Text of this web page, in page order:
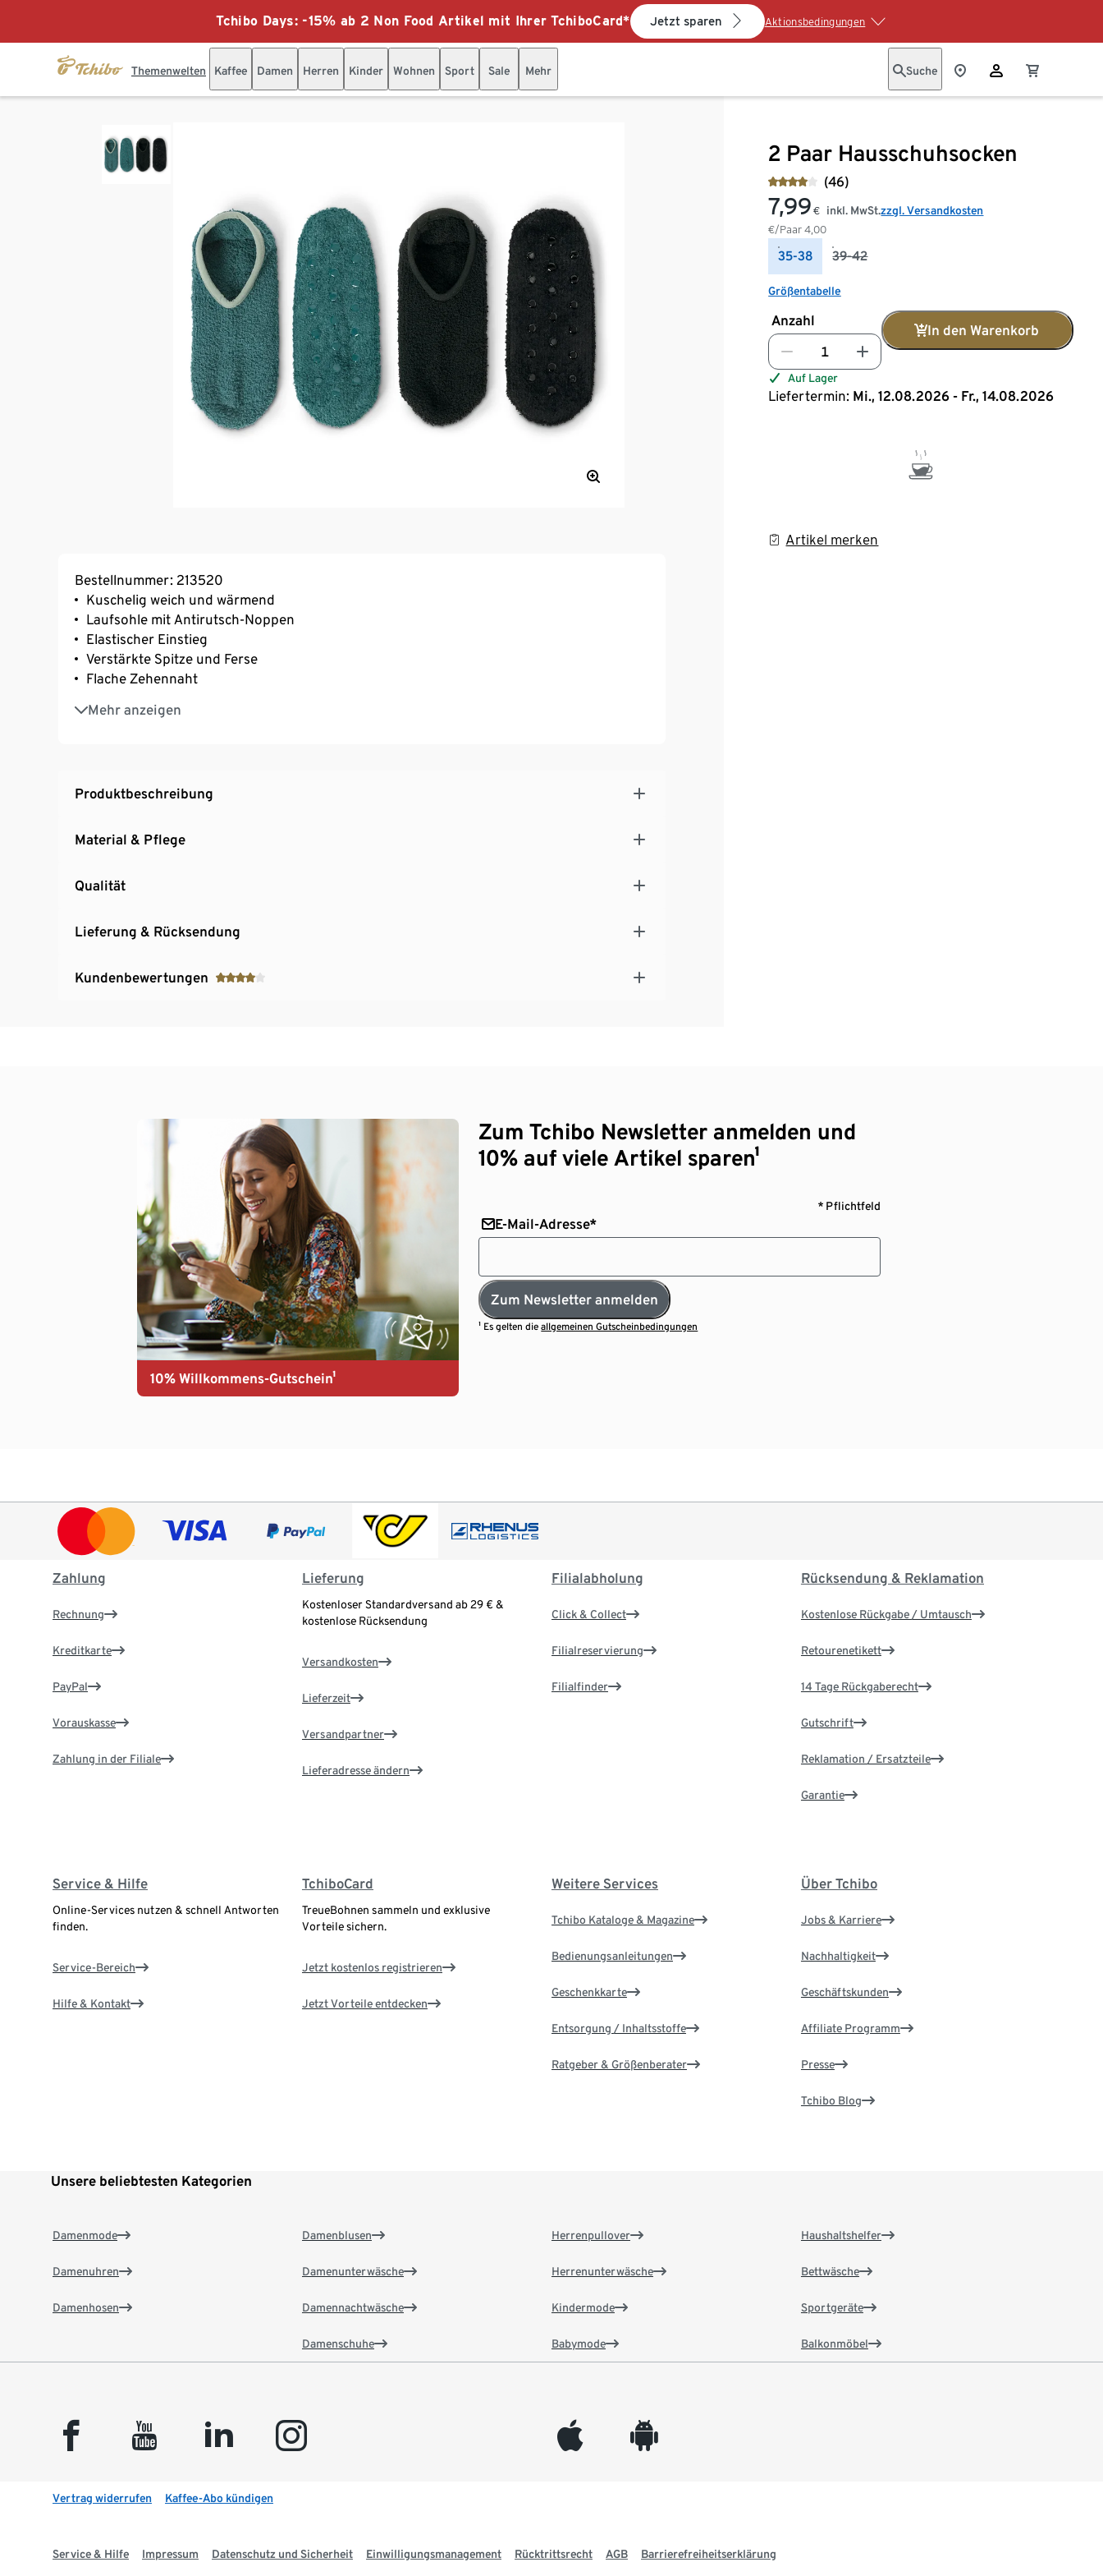
Tchibo Days: -15% ab 2 Non Food Artikel mit Ihrer TchiboCard* Jetzt sparen Aktionsbedingungen
Themenwelten Kaffee Damen Herren Kinder Wohnen Sport Sale Mehr Suche
2 Paar Hausschuhsocken
(46)
7,99 €
€/Paar4,00
inkl. MwSt.zzgl. Versandkosten
35-38 39-42
Größentabelle
Anzahl
In den Warenkorb
Auf Lager
Liefertermin: Mi., 12.08.2026 - Fr., 14.08.2026
Artikel merken
Bestellnummer: 213520
Kuschelig weich und wärmend
Laufsohle mit Antirutsch-Noppen
Elastischer Einstieg
Verstärkte Spitze und Ferse
Flache Zehennaht
Mehr anzeigen
Mit Elasthan: formbeständig, perfekter Sitz, hoher Tragekomfort
Produktbeschreibung
Material & Pflege
Qualität
Lieferung & Rücksendung
Kundenbewertungen
10% Willkommens-Gutschein¹
Zum Tchibo Newsletter anmelden und
10% auf viele Artikel sparen¹
* Pflichtfeld
E-Mail-Adresse*
Zum Newsletter anmelden
¹ Es gelten dieallgemeinen Gutscheinbedingungen
Zahlung
Rechnung
Kreditkarte
PayPal
Vorauskasse
Zahlung in der Filiale
Lieferung
Kostenloser Standardversand ab 29 € &
kostenlose Rücksendung
Versandkosten
Lieferzeit
Versandpartner
Lieferadresse ändern
Filialabholung
Click & Collect
Filialreservierung
Filialfinder
Rücksendung & Reklamation
Kostenlose Rückgabe / Umtausch
Retourenetikett
14 Tage Rückgaberecht
Gutschrift
Reklamation / Ersatzteile
Garantie
Service & Hilfe
Online-Services nutzen & schnell Antworten
finden.
Service-Bereich
Hilfe & Kontakt
TchiboCard
TreueBohnen sammeln und exklusive
Vorteile sichern.
Jetzt kostenlos registrieren
Jetzt Vorteile entdecken
Weitere Services
Tchibo Kataloge & Magazine
Bedienungsanleitungen
Geschenkkarte
Entsorgung / Inhaltsstoffe
Ratgeber & Größenberater
Über Tchibo
Jobs & Karriere
Nachhaltigkeit
Geschäftskunden
Affiliate Programm
Presse
Tchibo Blog
Unsere beliebtesten Kategorien
Damenmode
Damenuhren
Damenhosen
Damenblusen
Damenunterwäsche
Damennachtwäsche
Damenschuhe
Herrenpullover
Herrenunterwäsche
Kindermode
Babymode
Haushaltshelfer
Bettwäsche
Sportgeräte
Balkonmöbel
facebook youtube linkedin instagram appleinc android
Vertrag widerrufen Kaffee-Abo kündigen
Service & Hilfe Impressum Datenschutz und Sicherheit Einwilligungsmanagement Rücktrittsrecht AGB Barrierefreiheitserklärung